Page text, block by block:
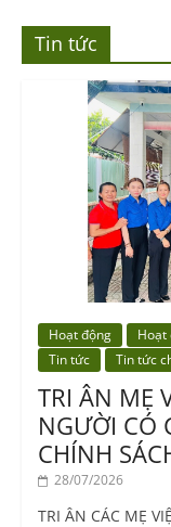
Tin tức
Hoạt động Hoạt
Tin tức
Tin tức
TRI ÂN MẸ
NGƯỜI CÓ
CHÍNH
28/07/2026
TRI ÂN CÁC MẸ